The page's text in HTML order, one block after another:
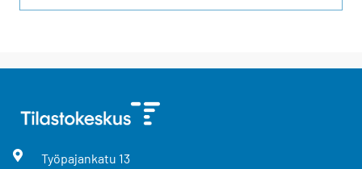
Työpajankatu 13